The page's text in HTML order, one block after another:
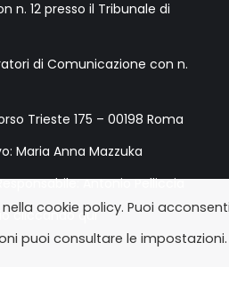
n. 12 presso il Tribunale di
di Comunicazione con n.
Trieste 175 – 00198 Roma
Maria Anna Mazzuka
Antonio Pelliccia
cliccando qui
cookie policy. Puoi
puoi consultare le impostazioni.